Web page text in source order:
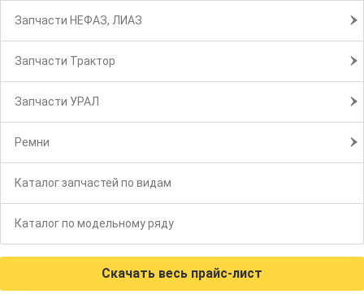
Запчасти НЕФАЗ, ЛИАЗ
Запчасти Трактор
Запчасти УРАЛ
Ремни
Каталог запчастей по видам
Каталог по модельному ряду
Скачать весь прайс-лист